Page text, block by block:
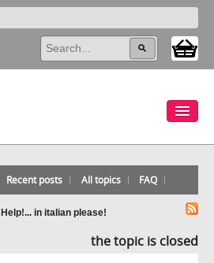
Recent posts All topics FAQ
Help!... in italian please!
the topic is closed